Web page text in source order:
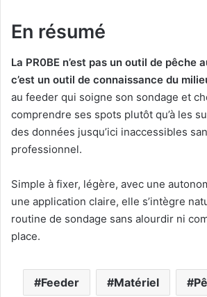
En résumé
La PR0BE n’est pas un outil de
c’est un outil de connaissance du
au feeder qui soigne son sondage et
comprendre ses spots plutôt qu’à les
des données jusqu’ici inaccessibles
professionnel.
Simple à fixer, légère, avec une
une application claire, elle s’intègre
routine de sondage sans alourdir ni
place.
Feeder Matériel